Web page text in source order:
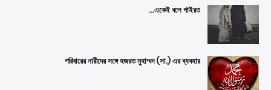
একেই বলে গাইরত...
পরিবারের নারীদের সঙ্গে হজরত মুহাম্মদ (সা.) এর ব্যবহার